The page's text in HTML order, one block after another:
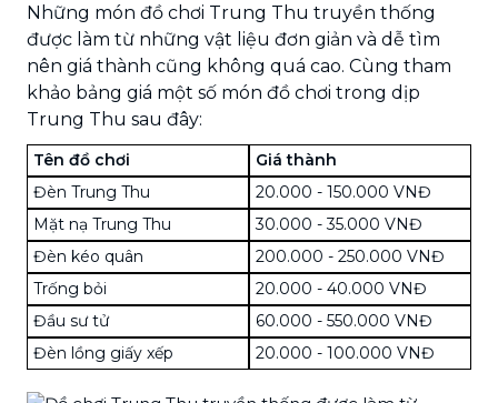
Những món đồ chơi Trung Thu truyền thống
được làm từ những vật liệu đơn giản và dễ tìm
nên giá thành cũng không quá cao. Cùng tham
khảo bảng giá một số món đồ chơi trong dịp
Trung Thu sau đây:
Tên đồ chơi
Giá thành
Đèn Trung Thu
20.000 - 150.000 VNĐ
Mặt nạ Trung Thu
30.000 - 35.000 VNĐ
Đèn kéo quân
200.000 - 250.000 VNĐ
Trống bỏi
20.000 - 40.000 VNĐ
Đầu sư tử
60.000 - 550.000 VNĐ
Đèn lồng giấy xếp
20.000 - 100.000 VNĐ